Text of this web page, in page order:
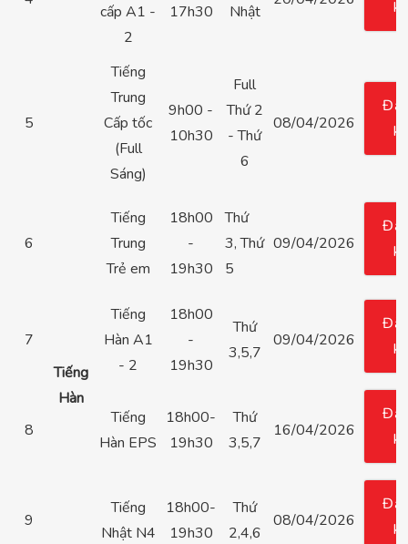
cấp A1 -
2
17h30 Nhật
5
Tiếng
Trung
Cấp tốc
(Full
Sáng)
9h00 -
10h30
Full
Thứ 2
- Thứ
6
08/04/2026
6
Tiếng
Trung
Trẻ em
18h00
-
19h30
Thứ
3, Thứ
5
09/04/2026
7
Tiếng
Hàn
Tiếng
Hàn A1
- 2
18h00
-
19h30
Thứ
3,5,7
09/04/2026
8
Tiếng
Hàn EPS
18h00-
19h30
Thứ
3,5,7
16/04/2026
9
Tiếng
Nhật N4
18h00-
19h30
Thứ
2,4,6
08/04/2026